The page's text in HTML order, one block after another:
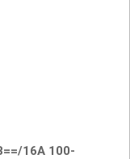
16A 100-